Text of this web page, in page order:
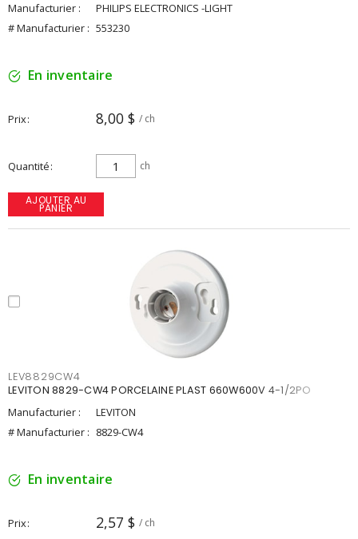
Manufacturier :
PHILIPS ELECTRONICS -LIGHT
# Manufacturier : 553230
En inventaire
Prix 8,00 $ / ch
Quantité ch
AJOUTER AU
PANIER
LEV8829CW4
LEVITON 8829-CW4 PORCELAINE PLAST 660W600V 4-1/2PO
Manufacturier :
LEVITON
# Manufacturier : 8829-CW4
En inventaire
Prix 2,57 $ / ch